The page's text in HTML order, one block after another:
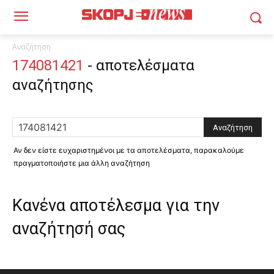
Αναζήτηση
174081421 - αποτελέσματα
αναζήτησης
Αν δεν είστε ευχαριστημένοι με τα αποτελέσματα, παρακαλούμε
πραγματοποιήστε μια άλλη αναζήτηση
Κανένα αποτέλεσμα για την
αναζήτησή σας